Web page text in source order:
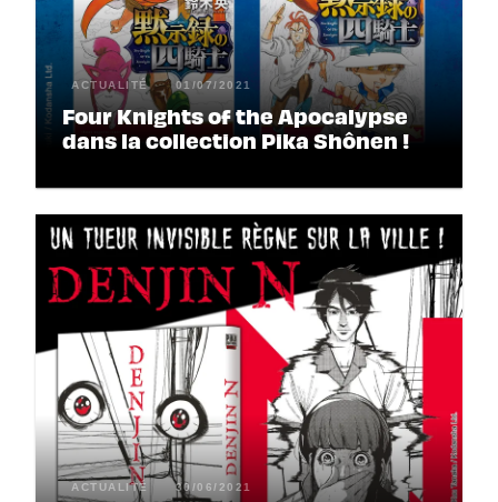
ACTUALITÉ 01/07/2021
Four Knights of the Apocalypse
dans la collection Pika Shônen !
ACTUALITÉ 30/06/2021